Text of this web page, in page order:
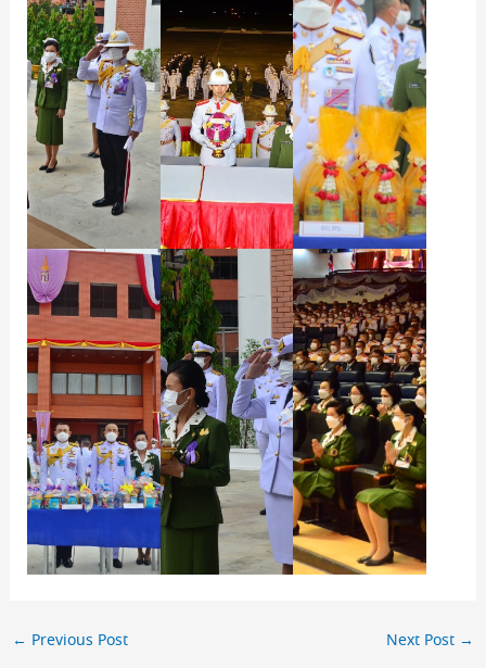
← Previous Post Next Post →